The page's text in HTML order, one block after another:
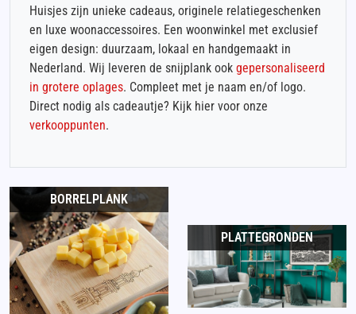
Huisjes zijn unieke cadeaus, originele relatiegeschenken
en luxe woonaccessoires. Een woonwinkel met exclusief
eigen design: duurzaam, lokaal en handgemaakt in
Nederland. Wij leveren de snijplank ook gepersonaliseerd
in grotere oplages. Compleet met je naam en/of logo.
Direct nodig als cadeautje? Kijk hier voor onze
verkooppunten.
BORRELPLANK
PLATTEGRONDEN